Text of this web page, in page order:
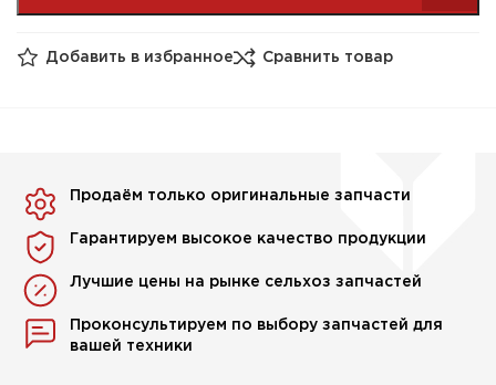
Добавить в избранное Сравнить товар
Продаём только оригинальные запчасти
Гарантируем высокое качество продукции
Лучшие цены на рынке сельхоз запчастей
Проконсультируем по выбору запчастей для
вашей техники